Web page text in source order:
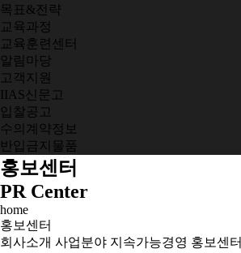
목표&전략
교육과정
교육훈련센터
알림마당
고객지원
IIAS신문고
입찰공고
수의계약정보
반입금지물품
홍보센터
PR Center
home
홍보센터
회사소개 사업분야 지속가능경영 홍보센터